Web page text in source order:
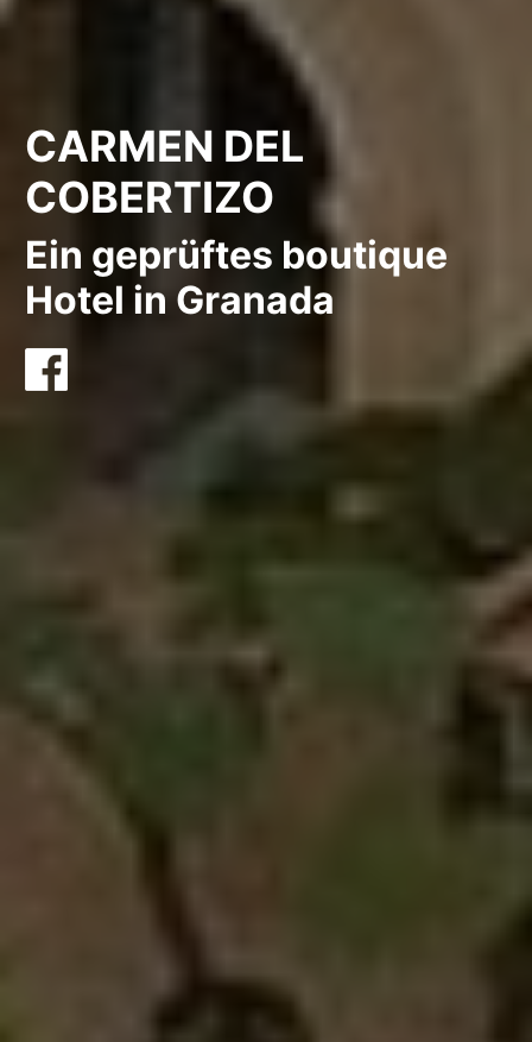
CARMEN DEL
COBERTIZO
Ein geprüftes boutique
Hotel in Granada